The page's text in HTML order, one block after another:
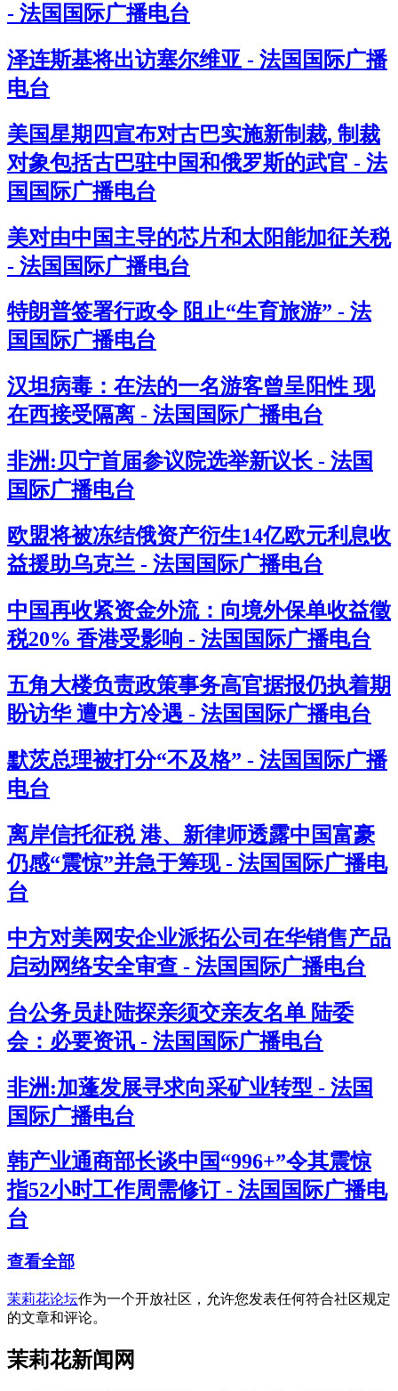
- 法国国际广播电台
泽连斯基将出访塞尔维亚 - 法国国际广播
电台
美国星期四宣布对古巴实施新制裁, 制裁
对象包括古巴驻中国和俄罗斯的武官 - 法
国国际广播电台
美对由中国主导的芯片和太阳能加征关税
- 法国国际广播电台
特朗普签署行政令 阻止“生育旅游” - 法
国国际广播电台
汉坦病毒：在法的一名游客曾呈阳性 现
在西接受隔离 - 法国国际广播电台
非洲:贝宁首届参议院选举新议长 - 法国
国际广播电台
欧盟将被冻结俄资产衍生14亿欧元利息收
益援助乌克兰 - 法国国际广播电台
中国再收紧资金外流：向境外保单收益徵
税20% 香港受影响 - 法国国际广播电台
五角大楼负责政策事务高官据报仍执着期
盼访华 遭中方冷遇 - 法国国际广播电台
默茨总理被打分“不及格” - 法国国际广播
电台
离岸信托征税 港、新律师透露中国富豪
仍感“震惊”并急于筹现 - 法国国际广播电
台
中方对美网安企业派拓公司在华销售产品
启动网络安全审查 - 法国国际广播电台
台公务员赴陆探亲须交亲友名单 陆委
会：必要资讯 - 法国国际广播电台
非洲:加蓬发展寻求向采矿业转型 - 法国
国际广播电台
韩产业通商部长谈中国“996+”令其震惊
指52小时工作周需修订 - 法国国际广播电
台
查看全部
茉莉花论坛作为一个开放社区，允许您发表任何符合社区规定
的文章和评论。
茉莉花新闻网